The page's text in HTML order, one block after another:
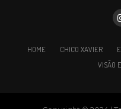
Na vida, agarram-se
E, a pretexto de
HOME CHICO XAVIER
VISÃO